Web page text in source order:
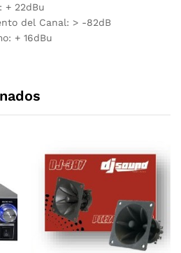
+ 22dBu
del Canal: > -82dB
+ 16dBu